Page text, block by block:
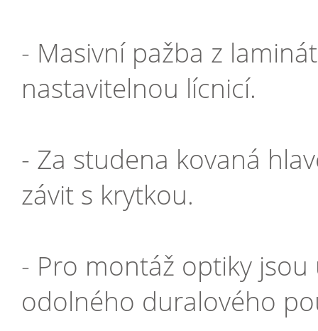
- Masivní pažba z
nastavitelnou lícnicí.
- Za studena kovaná
závit s krytkou.
- Pro montáž optiky
odolného duralového